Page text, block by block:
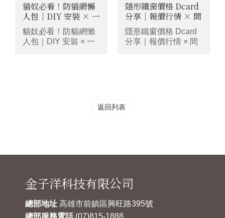
貓奴必看！防貓網懶
人包｜DIY 安裝 × 一
表看懂最安全選擇
貓奴必看！防貓網懶
人包｜DIY 安裝 × 一
隱形鐵窗價格 Dcard
分享｜報價行情 × 間
距安全 × 廠商挑選
隱形鐵窗價格 Dcard
分享｜報價行情 × 間
返回列表
金子洋科技有限公司
總部地址 高雄市前鎮區興旺路395號